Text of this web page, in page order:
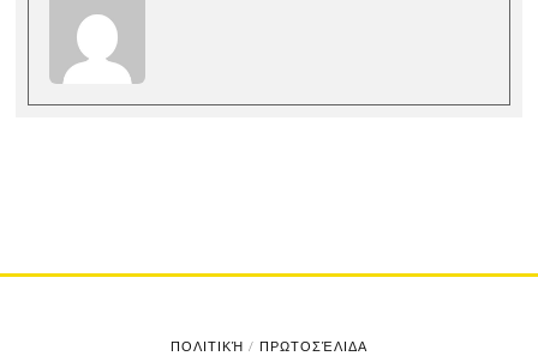
ΠΟΛΙΤΙΚΉ / ΠΡΩΤΟΣΈΛΙΔΑ